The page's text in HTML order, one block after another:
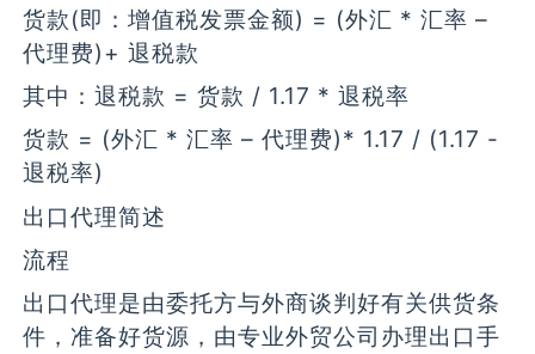
货款(即：增值税发票金额) = (外汇 * 汇率 –
代理费)+ 退税款
其中：退税款 = 货款 / 1.17 * 退税率
货款 = (外汇 * 汇率 – 代理费)* 1.17 / (1.17 -
退税率)
出口代理简述
流程
出口代理是由委托方与外商谈判好有关供货条
件，准备好货源，由专业外贸公司办理出口手